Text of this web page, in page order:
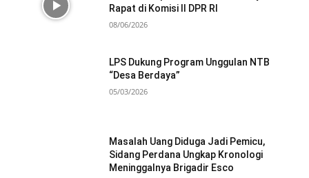
Rapat di Komisi II DPR RI
08/06/2026
LPS Dukung Program Unggulan NTB
“Desa Berdaya”
05/03/2026
Masalah Uang Diduga Jadi Pemicu,
Sidang Perdana Ungkap Kronologi
Meninggalnya Brigadir Esco